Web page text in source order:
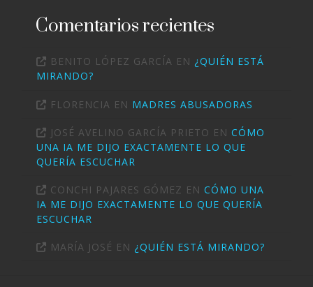
Comentarios recientes
BENITO LÓPEZ GARCÍA EN ¿QUIÉN ESTÁ
MIRANDO?
FLORENCIA EN MADRES ABUSADORAS
JOSÉ AVELINO GARCÍA PRIETO EN CÓMO
UNA IA ME DIJO EXACTAMENTE LO QUE
QUERÍA ESCUCHAR
CONCHI PAJARES GÓMEZ EN CÓMO UNA
IA ME DIJO EXACTAMENTE LO QUE QUERÍA
ESCUCHAR
MARÍA JOSÉ EN ¿QUIÉN ESTÁ MIRANDO?